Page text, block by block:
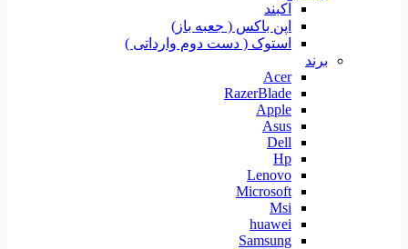
آکبند
اپن باکس ( جعبه باز)
استوک ( دست دوم وارداتی )
برند
Acer
RazerBlade
Apple
Asus
Dell
Hp
Lenovo
Microsoft
Msi
huawei
Samsung